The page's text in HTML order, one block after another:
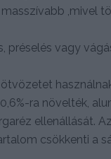
,mivel
vagy
ra növelték,
ellenállását.
csökkenti a